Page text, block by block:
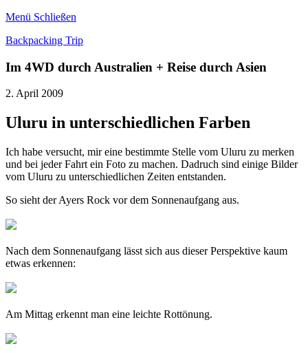
Menü Schließen
Backpacking Trip
Im 4WD durch Australien + Reise durch Asien
2. April 2009
Uluru in unterschiedlichen Farben
Ich habe versucht, mir eine bestimmte Stelle vom Uluru zu merken
und bei jeder Fahrt ein Foto zu machen. Dadruch sind einige Bilder
vom Uluru zu unterschiedlichen Zeiten entstanden.
So sieht der Ayers Rock vor dem Sonnenaufgang aus.
Nach dem Sonnenaufgang lässt sich aus dieser Perspektive kaum
etwas erkennen:
Am Mittag erkennt man eine leichte Rottönung.